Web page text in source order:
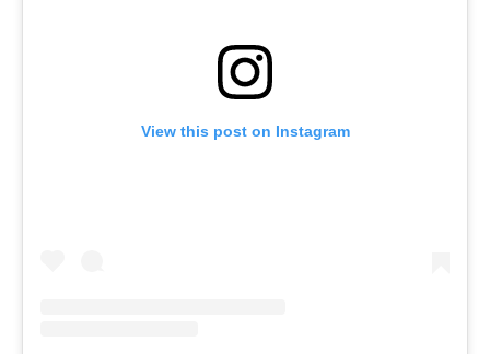
View this post on Instagram